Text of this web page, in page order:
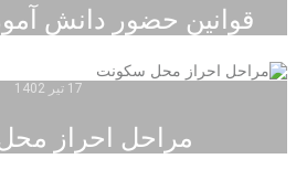
قوانین حضور دانش
17 تیر 1402
مراحل احراز